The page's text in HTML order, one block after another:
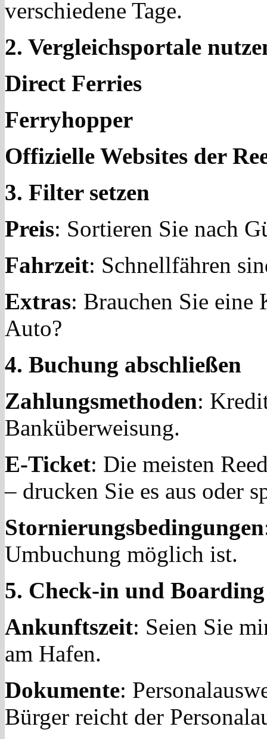
verschiedene Tage.
2. Vergleichsportale
Direct Ferries
Ferryhopper
Offizielle Websites der
3. Filter setzen
Preis: Sortieren Sie nach
Fahrzeit: Schnellfähren
Extras: Brauchen Sie eine
Auto?
4. Buchung abschließen
Zahlungsmethoden:
Banküberweisung.
E-Ticket: Die meisten
– drucken Sie es aus oder
Stornierungsbedingungen
Umbuchung möglich ist.
5. Check-in und Boarding
Ankunftszeit: Seien Sie
am Hafen.
Dokumente:
Bürger reicht der